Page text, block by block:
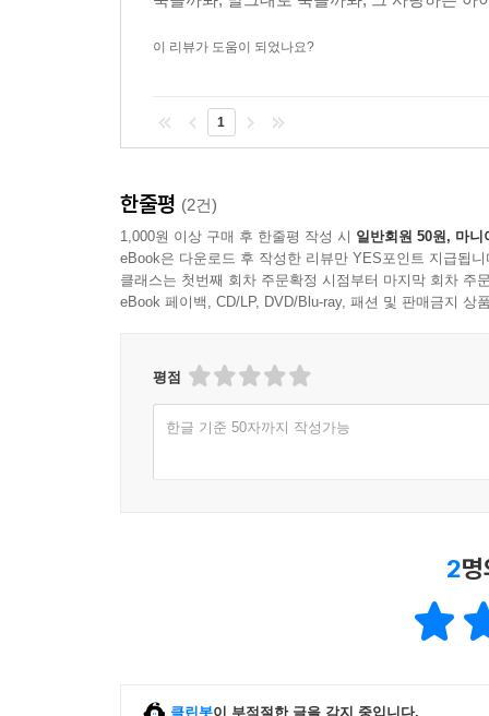
안을 가장 풍요롭게 채워주었습니다. _331쪽
확장된다. 미시시피에 뿌리내린 인종차별, 백인
만들어낸 비만. 『헤비』는 인종, 계급, 젠더의
고백이 어떻게 가장 강력한 정치적 증언이 될 수
긴밀히 연결되어 있음을 성찰하게 한다.
인종과 국경을 뛰어넘는 위대한 공감의 힘
키에스 레이먼의 『헤비』는 바로 그 무게의 실
책은 ‘강한 남자’가 되기를 강요하는 세상의 신
위에 올려놓는다. 인종차별의 상처, 어머니의 사
않아도 괜찮다고, 오히려 그 연약함을 인정하는
이 리뷰가 도움이 되었나요?
1
한줄평 (2건)
1,000원 이상 구매 후 한줄평 작성 시 일반회원 50원, 마니
eBook은 다운로드 후 작성한 리뷰만 YES포인트 지급됩니
클래스는 첫번째 회차 주문확정 시점부터 마지막 회차 주
eBook 페이백, CD/LP, DVD/Blu-ray, 패션 및 판매금지 상
평점
한글 기준 50자까지 작성가능
2
클린봇이 부적절한 글을 감지 중입니다.